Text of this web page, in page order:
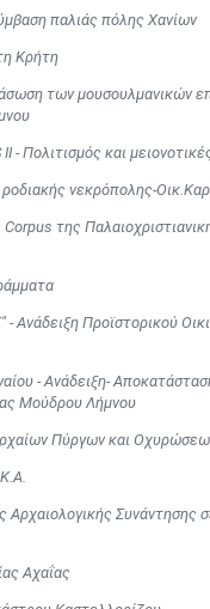
παλιάς πόλης Χανίων
Κρήτη
των μουσουλμανικών
- Πολιτισμός και
ροδιακής νεκρόπολης-
της
Ανάδειξη Προϊστορικού
- Ανάδειξη-
Μούδρου Λήμνου
Πύργων και
Αρχαιολογικής Συνάντησης
Αχαΐας